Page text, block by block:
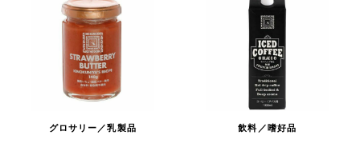
グロサリー／乳製品 飲料／嗜好品